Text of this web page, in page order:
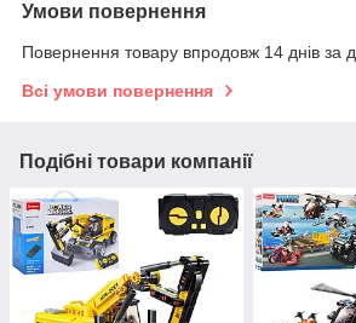
Умови повернення
Повернення товару впродовж 14 днів за
Всі умови повернення
Подібні товари компанії